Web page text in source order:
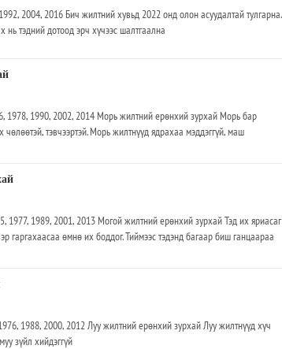
2004, 2016 Бич жилтний хувьд 2022 онд олон асуудалтай тулгарна.
нь тэдний дотоод эрч хүчээс шалтгаална
1978, 1990, 2002, 2014 Морь жилтний ерөнхий зурхай Морь бар
тэвчээртэй. Морь жилтнүүд ядрахаа мэддэггүй, маш
1977, 1989, 2001, 2013 Могой жилтний ерөнхий зурхай Тэд их яриасаг
гаргахаасаа өмнө их боддог. Тиймээс тэдэнд багаар биш ганцаараа
1988, 2000, 2012 Луу жилтний ерөнхий зурхай Луу жилтнүүд хүч
зүйл хийдэггүй